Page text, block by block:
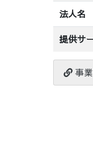
法人名
提供サ
事